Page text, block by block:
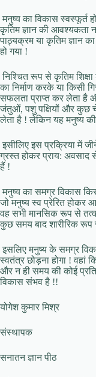
मनुष्य का विकास स्वस्फूर्त
कृतिम ज्ञान की आवश्यकता
पाठ्यक्रम या कृतिम ज्ञान
हो गया !
निश्चित रूप से कृतिम
का निर्माण करके या किसी
सफलता प्राप्त कर लेता है
जंतुओं, पशु पक्षियों और कुछ
लेता है ! लेकिन यह मनुष्य
इसीलिए इस प्रक्रिया में
ग्रस्त होकर प्राय: अवसाद
हैं !
मनुष्य का समग्र विकास
जो मनुष्य स्व प्रेरित होकर
वह सभी मानसिक रूप से
कुछ समय बाद शारीरिक
इसलिए मनुष्य के समग्र
स्वतंत्र छोड़ना होगा ! वहां
और न ही समय की कोई
विकास संभव है !!
योगेश कुमार मिश्र
संस्थापक
सनातन ज्ञान पीठ